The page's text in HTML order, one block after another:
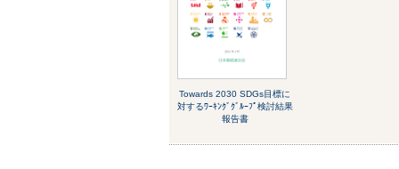
Towards 2030 SDGs目標に
対するﾜｰｷﾝｸﾞｸﾞﾙｰﾌﾟ検討結果
報告書